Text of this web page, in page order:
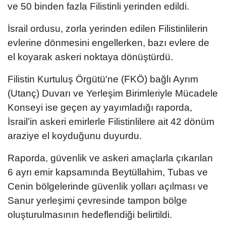
ve 50 binden fazla Filistinli yerinden edildi.
İsrail ordusu, zorla yerinden edilen Filistinlilerin
evlerine dönmesini engellerken, bazı evlere de
el koyarak askeri noktaya dönüştürdü.
Filistin Kurtuluş Örgütü'ne (FKÖ) bağlı Ayrım
(Utanç) Duvarı ve Yerleşim Birimleriyle Mücadele
Konseyi ise geçen ay yayımladığı raporda,
İsrail’in askeri emirlerle Filistinlilere ait 42 dönüm
araziye el koyduğunu duyurdu.
Raporda, güvenlik ve askeri amaçlarla çıkarılan
6 ayrı emir kapsamında Beytüllahim, Tubas ve
Cenin bölgelerinde güvenlik yolları açılması ve
Sanur yerleşimi çevresinde tampon bölge
oluşturulmasının hedeflendiği belirtildi.